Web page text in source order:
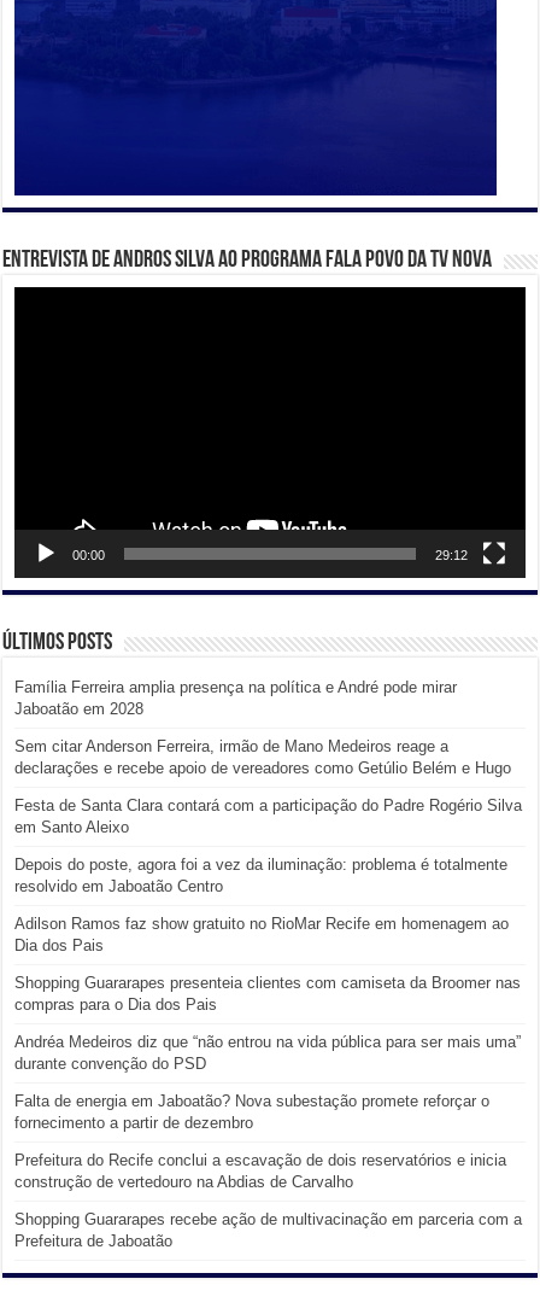
Entrevista de Andros Silva ao programa Fala Povo da TV Nova
00:00 29:12
Últimos posts
Família Ferreira amplia presença na política e André pode mirar
Jaboatão em 2028
Sem citar Anderson Ferreira, irmão de Mano Medeiros reage a
declarações e recebe apoio de vereadores como Getúlio Belém e Hugo
Festa de Santa Clara contará com a participação do Padre Rogério Silva
em Santo Aleixo
Depois do poste, agora foi a vez da iluminação: problema é totalmente
resolvido em Jaboatão Centro
Adilson Ramos faz show gratuito no RioMar Recife em homenagem ao
Dia dos Pais
Shopping Guararapes presenteia clientes com camiseta da Broomer nas
compras para o Dia dos Pais
Andréa Medeiros diz que “não entrou na vida pública para ser mais uma”
durante convenção do PSD
Falta de energia em Jaboatão? Nova subestação promete reforçar o
fornecimento a partir de dezembro
Prefeitura do Recife conclui a escavação de dois reservatórios e inicia
construção de vertedouro na Abdias de Carvalho
Shopping Guararapes recebe ação de multivacinação em parceria com a
Prefeitura de Jaboatão